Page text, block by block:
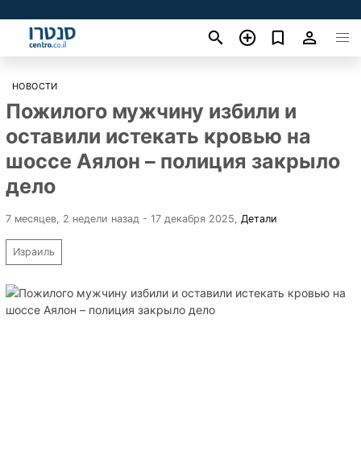
НОВОСТИ
Пожилого мужчину избили и
оставили истекать кровью на
шоссе Аялон – полиция закрыло
дело
7 месяцев, 2 недели назад - 17 декабря 2025 Детали
Израиль